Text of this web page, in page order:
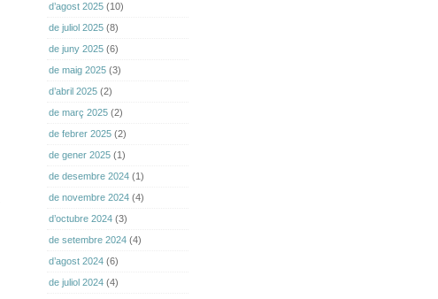
d’agost 2025 (10)
de juliol 2025 (8)
de juny 2025 (6)
de maig 2025 (3)
d’abril 2025 (2)
de març 2025 (2)
de febrer 2025 (2)
de gener 2025 (1)
de desembre 2024 (1)
de novembre 2024 (4)
d’octubre 2024 (3)
de setembre 2024 (4)
d’agost 2024 (6)
de juliol 2024 (4)